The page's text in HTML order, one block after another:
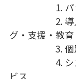
1. パッケ
2. 導入・
グ・支援・教育
3. 個別顧
4. システ
ビス